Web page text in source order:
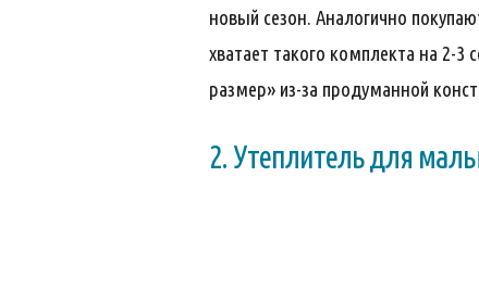
новый сезон. Аналогично
хватает такого комплекта на 2-3
размер» из-за продуманной
2. Утеплитель для